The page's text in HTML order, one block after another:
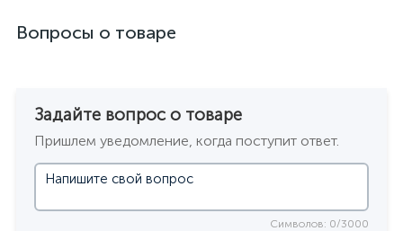
Вопросы о товаре
Задайте вопрос о товаре
Пришлем уведомление, когда поступит ответ.
Символов: 0/3000